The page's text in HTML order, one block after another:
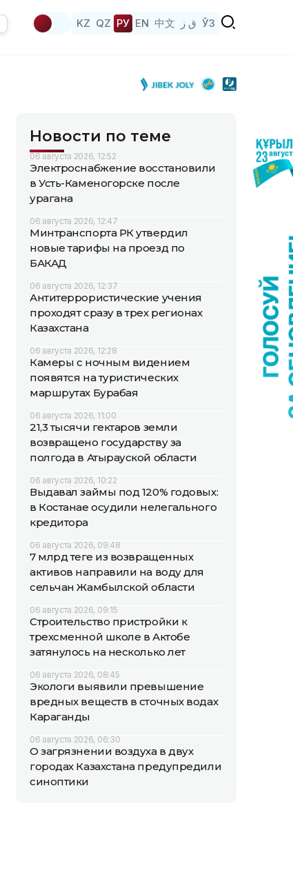
KZ QZ РУ EN 中文 ق ز ЎЗ
Новости по теме
06 августа 2026, 12:52
Электроснабжение восстановили
в Усть-Каменогорске после
урагана
06 августа 2026, 12:47
Минтранспорта РК утвердил
новые тарифы на проезд по
БАКАД
06 августа 2026, 12:37
Антитеррористические учения
проходят сразу в трех регионах
Казахстана
06 августа 2026, 12:28
Камеры с ночным видением
появятся на туристических
маршрутах Бурабая
06 августа 2026, 11:00
21,3 тысячи гектаров земли
возвращено государству за
полгода в Атырауской области
06 августа 2026, 10:22
Выдавал займы под 120% годовых:
в Костанае осудили нелегального
кредитора
06 августа 2026, 09:48
7 млрд теңге из возвращенных
активов направили на воду для
сельчан Жамбылской области
06 августа 2026, 09:15
Строительство пристройки к
трехсменной школе в Актобе
затянулось на несколько лет
06 августа 2026, 08:45
Экологи выявили превышение
вредных веществ в сточных водах
Караганды
06 августа 2026, 06:30
О загрязнении воздуха в двух
городах Казахстана предупредили
синоптики